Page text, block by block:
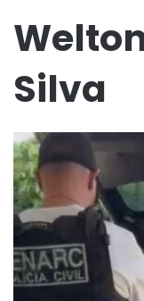
Silva